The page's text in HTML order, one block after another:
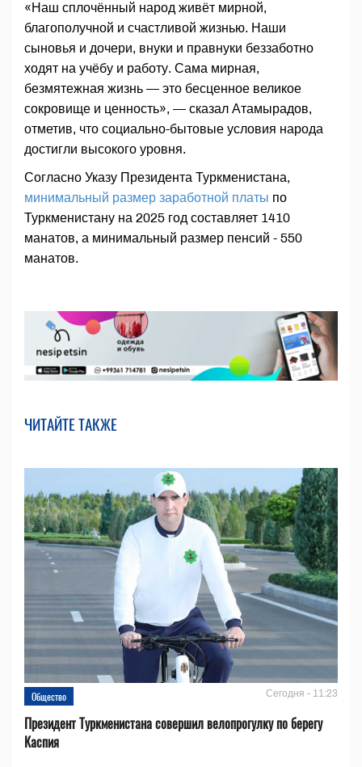
«Наш сплочённый народ живёт мирной,
благополучной и счастливой жизнью. Наши
сыновья и дочери, внуки и правнуки беззаботно
ходят на учёбу и работу. Сама мирная,
безмятежная жизнь — это бесценное великое
сокровище и ценность», — сказал Атамырадов,
отметив, что социально-бытовые условия народа
достигли высокого уровня.
Согласно Указу Президента Туркменистана,
минимальный размер заработной платы по
Туркменистану на 2025 год составляет 1410
манатов, а минимальный размер пенсий - 550
манатов.
ЧИТАЙТЕ ТАКЖЕ
Общество Сегодня - 11:23
Президент Туркменистана совершил велопрогулку по берегу
Каспия